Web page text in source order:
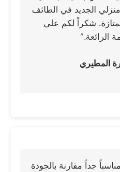
الجديد في الطائف
شكراً لكم على
الرائعة.”
المطيري
جداً مقارنة بالجودة